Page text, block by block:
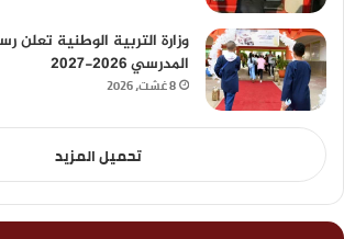
وزارة التربية الوطنية تعلن
المدرسي 2026-2027
8 غشت، 2026
تحميل المزيد